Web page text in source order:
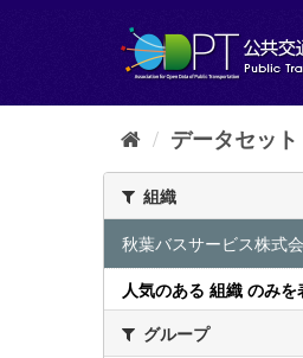
し
データセット
組織
秋葉バスサービス株式
人気のある 組織 のみを
グループ